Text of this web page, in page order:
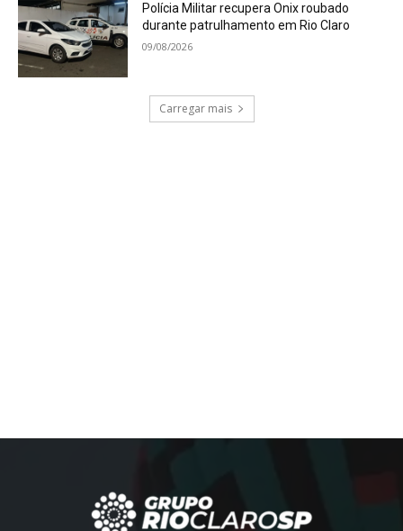
Polícia Militar recupera Onix roubado
durante patrulhamento em Rio Claro
09/08/2026
Carregar mais